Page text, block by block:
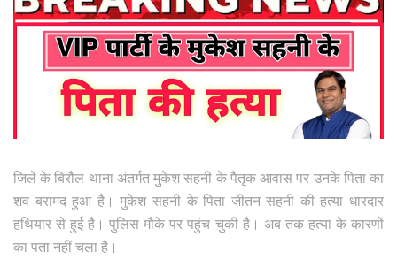
जिले के बिरौल थाना अंतर्गत मुकेश सहनी के पैतृक आवास पर उनके पिता का
शव बरामद हुआ है। मुकेश सहनी के पिता जीतन सहनी की हत्या धारदार
हथियार से हुई है। पुलिस मौके पर पहुंच चुकी है। अब तक हत्या के कारणों
का पता नहीं चला है।